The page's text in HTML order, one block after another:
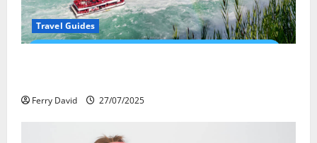
Travel Guides
Ferry David 27/07/2025